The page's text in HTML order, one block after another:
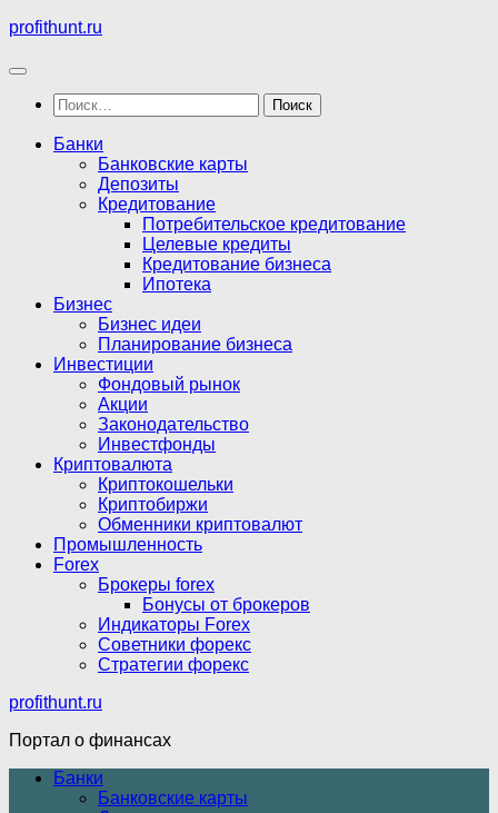
Перейти
содержимому
profithunt.ru
Найти:
Банки
Банковские карты
Депозиты
Кредитование
Потребительское кредитование
Целевые кредиты
Кредитование бизнеса
Ипотека
Бизнес
Бизнес идеи
Планирование бизнеса
Инвестиции
Фондовый рынок
Акции
Законодательство
Инвестфонды
Криптовалюта
Криптокошельки
Криптобиржи
Обменники криптовалют
Промышленность
Forex
Брокеры forex
Бонусы от брокеров
Индикаторы Forex
Советники форекс
Стратегии форекс
profithunt.ru
Портал о финансах
Банки
Банковские карты